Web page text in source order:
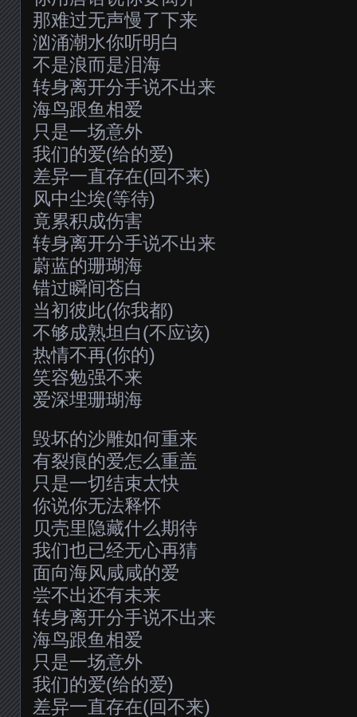
那难过无声慢了下来
汹涌潮水你听明白
不是浪而是泪海
转身离开分手说不出来
海鸟跟鱼相爱
只是一场意外
我们的爱(给的爱)
差异一直存在(回不来)
风中尘埃(等待)
竟累积成伤害
转身离开分手说不出来
蔚蓝的珊瑚海
错过瞬间苍白
当初彼此(你我都)
不够成熟坦白(不应该)
热情不再(你的)
笑容勉强不来
爱深埋珊瑚海
毁坏的沙雕如何重来
有裂痕的爱怎么重盖
只是一切结束太快
你说你无法释怀
贝壳里隐藏什么期待
我们也已经无心再猜
面向海风咸咸的爱
尝不出还有未来
转身离开分手说不出来
海鸟跟鱼相爱
只是一场意外
我们的爱(给的爱)
差异一直存在(回不来)